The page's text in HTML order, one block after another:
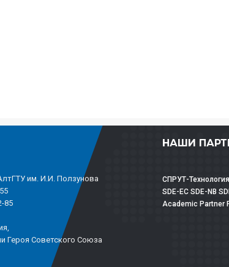
им. И.И. Ползунова
85
Героя Советского Союза
НАШИ
СПРУТ-Технология
SDE-EC SDE-NB
Academic Partner